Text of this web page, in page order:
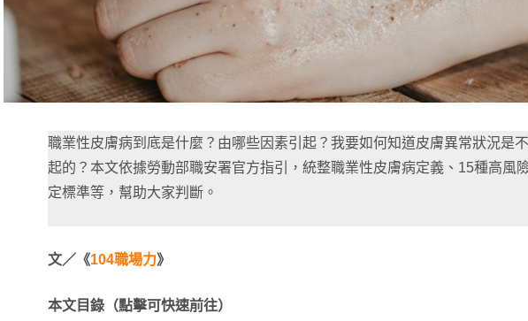
職業性皮膚病到底是什麼？由哪些因素引起？我要如何知道皮膚異常狀況是不
起的？本文依據勞動部職安署官方指引，統整職業性皮膚病定義、15種高風
定標準等，幫助大家判斷。
文／《104職場力》
本文目錄（點擊可快速前往）